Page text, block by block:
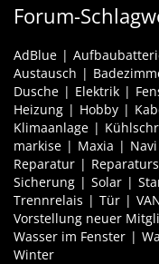
Forum-
AdBlue
Austausch
Dusche
Elektrik
Heizung
Hobby
Klimaanlage
markise
Maxia Navi
Reparatur
Sicherung
Solar
Trennrelais
Tür
Vorstellung neuer
Wasser im Fenster
Winter